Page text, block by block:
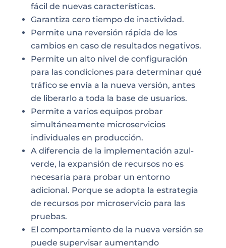
fácil de nuevas características.
Garantiza cero tiempo de inactividad.
Permite una reversión rápida de los
cambios en caso de resultados negativos.
Permite un alto nivel de configuración
para las condiciones para determinar qué
tráfico se envía a la nueva versión, antes
de liberarlo a toda la base de usuarios.
Permite a varios equipos probar
simultáneamente microservicios
individuales en producción.
A diferencia de la implementación azul-
verde, la expansión de recursos no es
necesaria para probar un entorno
adicional. Porque se adopta la estrategia
de recursos por microservicio para las
pruebas.
El comportamiento de la nueva versión se
puede supervisar aumentando